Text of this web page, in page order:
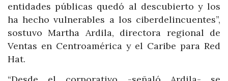
entidades públicas quedó al descubierto y los
ha hecho vulnerables a los ciberdelincuentes”,
sostuvo Martha Ardila, ​​directora regional de
Ventas en Centroamérica y el Caribe para Red
Hat.